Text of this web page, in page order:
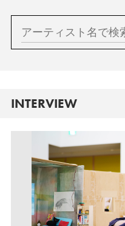
INTERVIEW